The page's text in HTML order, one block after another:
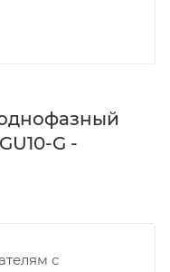
G -
с